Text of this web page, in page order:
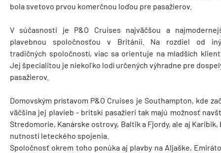
bola svetovo prvou komerčnou loďou pre pasažierov.
V súčasnosti je P&O Cruises najväčšou a
plavebnou spoločnosťou v Británii. Na rozdiel od
tradičných spoločností, viac sa orientuje na mladších
Jej špecialitou je niekoľko lodí určených výhradne pre
pasažierov.
Domovským prístavom P&O Cruises je Southampton, kde
väčšina jej plavieb - britskí pasažieri tak majú možnosť
Stredomorie, Kanárske ostrovy, Baltik a Fjordy, ale aj Karibik,
nutnosti leteckého spojenia.
Spoločnosť okrem toho ponúka aj plavby na Aljaške,